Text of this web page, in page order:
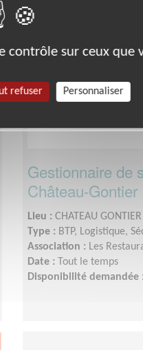
Gestionnaire de
Château-Gontier
Lieu : CHATEAU
Type : BTP, Logistique,
Association : Les
Date : Tout le temps
Disponibilité demandée :
contrôle sur ceux que
refuser Personnaliser